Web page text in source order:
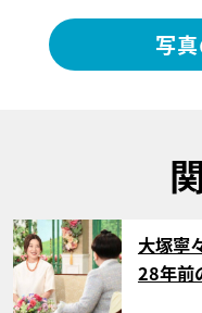
写
サムネイル
大塚寧
28年前